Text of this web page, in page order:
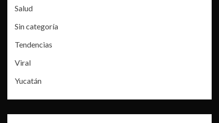
Salud
Sin categoría
Tendencias
Viral
Yucatán